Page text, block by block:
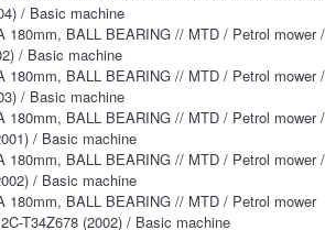
/ Basic machine
180mm, BALL BEARING // MTD / Petrol mower /
/ Basic machine
180mm, BALL BEARING // MTD / Petrol mower /
/ Basic machine
180mm, BALL BEARING // MTD / Petrol mower /
/ Basic machine
180mm, BALL BEARING // MTD / Petrol mower /
/ Basic machine
180mm, BALL BEARING // MTD / Petrol mower
T34Z678 (2002) / Basic machine